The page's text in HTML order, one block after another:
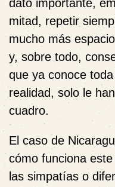
dato importante,
mitad, repetir
mucho más
y, sobre todo,
que ya conoce
realidad, solo le
cuadro.
El caso de
cómo funciona
las simpatías o